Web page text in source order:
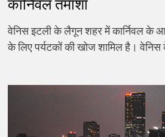
कार्निवल तमाशा
वेनिस इटली के लैगून शहर में कार्निवल के
के लिए पर्यटकों की खोज शामिल है।